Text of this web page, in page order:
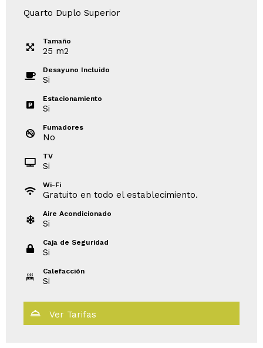
Quarto Duplo Superior
Tamaño
25 m2
Desayuno Incluido
Si
Estacionamiento
Si
Fumadores
No
TV
Si
Wi-Fi
Gratuito en todo el establecimiento.
Aire Acondicionado
Si
Caja de Seguridad
Si
Calefacción
Si
Ver Tarifas